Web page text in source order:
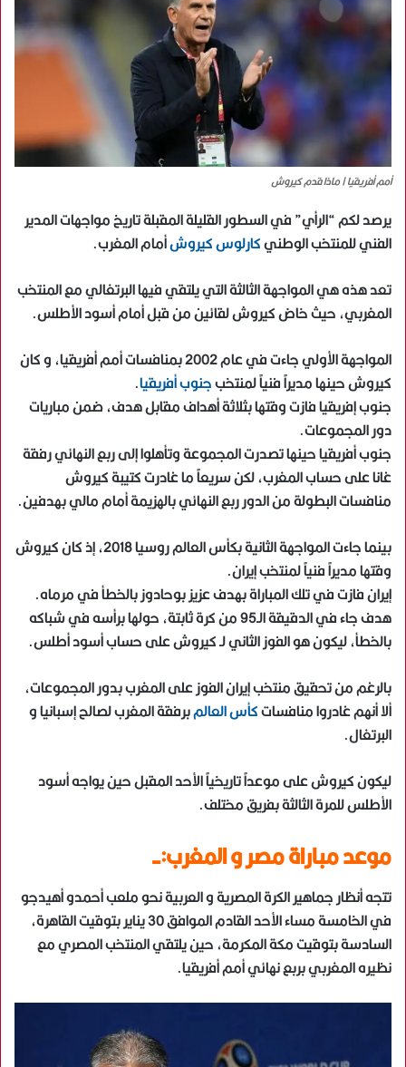
أمم أفريقيا | ماذا قدم كيروش
يرصد لكم “الرأي” في السطور القليلة المقبلة تاريخ مواجهات المدير
الفني للمنتخب الوطنيكارلوس كيروشأمام المغرب.
تعد هذه هي المواجهة الثالثة التي يلتقي فيها البرتغالي مع المنتخب
المغربي، حيث خاض كيروش لقائين من قبل أمام أسود الأطلس.
المواجهة الأولي جاءت في عام 2002 بمنافسات أمم أفريقيا، و كان
كيروش حينها مديراً فنياً لمنتخبجنوب أفريقيا.
جنوب إفريقيا فازت وقتها بثلاثة أهداف مقابل هدف، ضمن مباريات
دور المجموعات.
جنوب أفريقيا حينها تصدرت المجموعة وتأهلوا إلى ربع النهائي رفقة
غانا على حساب المغرب، لكن سريعاً ما غادرت كتيبة كيروش
منافسات البطولة من الدور ربع النهائي بالهزيمة أمام مالي بهدفين.
بينما جاءت المواجهة الثانية بكأس العالم روسيا 2018، إذ كان كيروش
وقتها مديراً فنياً لمنتخب إيران.
إيران فازت في تلك المباراة بهدف عزيز بوحادوز بالخطأ في مرماه.
هدف جاء في الدقيقة الـ95 من كرة ثابتة، حولها برأسه في شباكه
بالخطأ، ليكون هو الفوز الثاني لـ كيروش على حساب أسود أطلس.
بالرغم من تحقيق منتخب إيران الفوز على المغرب بدور المجموعات،
ألا أنهم غادروا منافساتكأس العالمبرفقة المغرب لصالح إسبانيا و
البرتغال.
ليكون كيروش على موعداً تاريخياً الأحد المقبل حين يواجه أسود
الأطلس للمرة الثالثة بفريق مختلف.
موعد مباراة مصر و المغرب:-
تتجه أنظار جماهير الكرة المصرية و العربية نحو ملعب أحمدو أهيدجو
في الخامسة مساء الأحد القادم الموافق 30 يناير بتوقيت القاهرة،
السادسة بتوقيت مكة المكرمة، حين يلتقي المنتخب المصري مع
نظيره المغربي بربع نهائي أمم أفريقيا.